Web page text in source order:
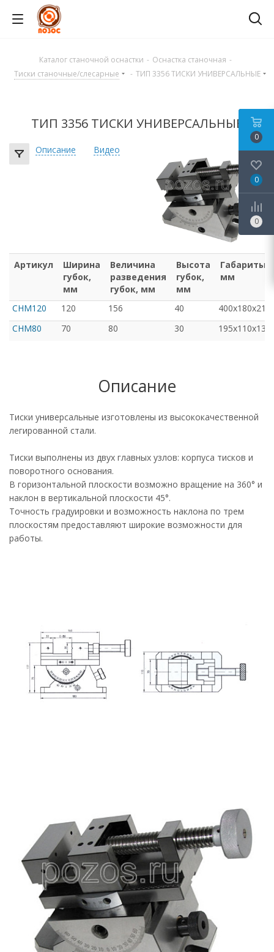
Каталог станочной оснастки - Оснастка станочная -
Тиски станочные/слесарные
- ТИП 3356 ТИСКИ УНИВЕРСАЛЬНЫЕ
ТИП 3356 ТИСКИ УНИВЕРСАЛЬНЫЕ
Описание Видео
Артикул
Ширина
губок,
мм
Величина
разведения
губок, мм
Высота
губок,
мм
Габариты,
мм
CHM120 120 156 40
400x180x210
CHM80
70 80 30 195х110х137
Описание
Тиски универсальные изготовлены из высококачественной
легированной стали.
Тиски выполнены из двух главных узлов: корпуса тисков и
поворотного основания.
В горизонтальной плоскости возможно вращение на 360° и
наклон в вертикальной плоскости 45°.
Точность градуировки и возможность наклона по трем
плоскостям предоставляют широкие возможности для
работы.
0
0
0